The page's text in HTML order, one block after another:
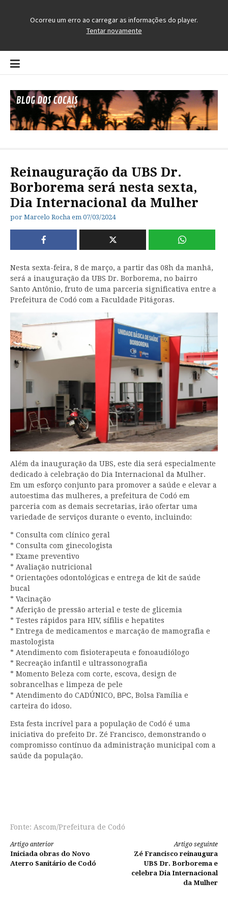
Pular
para
conteúdo
Reinauguração da UBS Dr.
Borborema será nesta sexta,
Dia Internacional da Mulher
por Marcelo Rocha em 07/03/2024
Nesta sexta-feira, 8 de março, a partir das 08h da manhã,
será a inauguração da UBS Dr. Borborema, no bairro
Santo Antônio, fruto de uma parceria significativa entre a
Prefeitura de Codó com a Faculdade Pitágoras.
Além da inauguração da UBS, este dia será especialmente
dedicado à celebração do Dia Internacional da Mulher.
Em um esforço conjunto para promover a saúde e elevar a
autoestima das mulheres, a prefeitura de Codó em
parceria com as demais secretarias, irão ofertar uma
variedade de serviços durante o evento, incluindo:
* Consulta com clínico geral
* Consulta com ginecologista
* Exame preventivo
* Avaliação nutricional
* Orientações odontológicas e entrega de kit de saúde
bucal
* Vacinação
* Aferição de pressão arterial e teste de glicemia
* Testes rápidos para HIV, sífilis e hepatites
* Entrega de medicamentos e marcação de mamografia e
mastologista
* Atendimento com fisioterapeuta e fonoaudiólogo
* Recreação infantil e ultrassonografia
* Momento Beleza com corte, escova, design de
sobrancelhas e limpeza de pele
* Atendimento do CADÚNICO, ВРС, Bolsa Família e
carteira do idoso.
Esta festa incrível para a população de Codó é uma
iniciativa do prefeito Dr. Zé Francisco, demonstrando o
compromisso contínuo da administração municipal com a
saúde da população.
Fonte: Ascom/Prefeitura de Codó
Continue
lendo
Artigo anterior
Iniciada obras do Novo
Aterro Sanitário de Codó
Artigo seguinte
Zé Francisco reinaugura
UBS Dr. Borborema e
celebra Dia Internacional
da Mulher